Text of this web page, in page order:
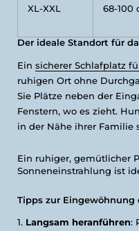
XL-XXL 68-100
Der ideale Standort für
Ein sicherer Schlafplatz
ruhigen Ort ohne
Sie Plätze neben der
Fenstern, wo es zieht.
in der Nähe ihrer Familie
Ein ruhiger, gemütlicher
Sonneneinstrahlung ist
Tipps zur Eingewöhnung
Langsam heranführen: